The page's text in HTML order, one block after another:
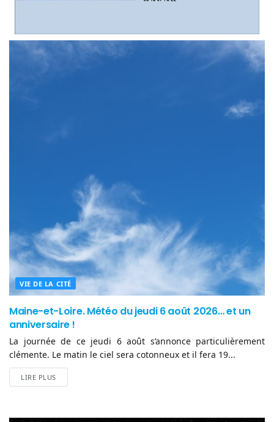
VIE DE LA CITÉ
Maine-et-Loire. Météo du jeudi 6 août 2026… et un
anniversaire !
La journée de ce jeudi 6 août s’annonce particulièrement
clémente. Le matin le ciel sera cotonneux et il fera 19...
LIRE PLUS